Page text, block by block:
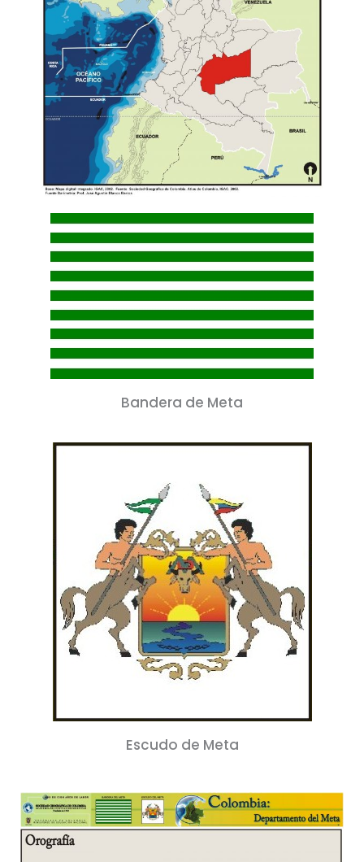
Bandera de Meta
Escudo de Meta